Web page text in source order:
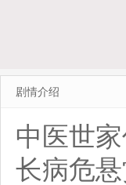
剧情介绍
中医世
长病危